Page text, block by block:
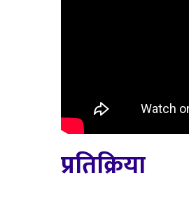
प्रतिक्रिया